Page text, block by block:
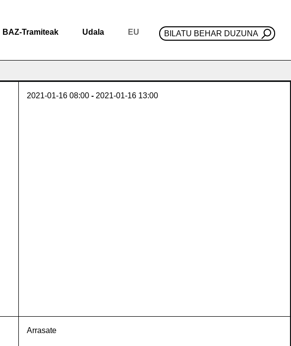
BAZ-Tramiteak Udala EU BILATU BEHAR DUZUNA
2021-01-16 08:00 - 2021-01-16 13:00
Arrasate